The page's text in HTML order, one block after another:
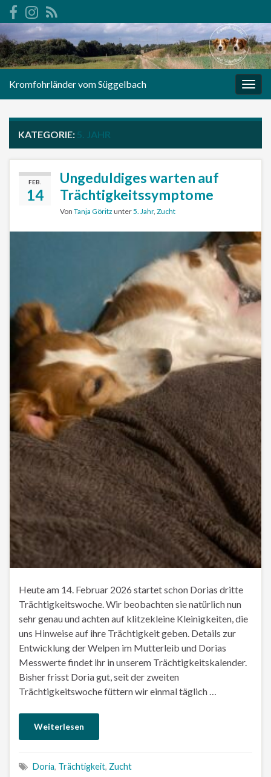
Kromfohrländer vom Süggelbach
KATEGORIE: 5. JAHR
FEB.
14
Ungeduldiges warten auf
Trächtigkeitssymptome
Von Tanja Göritz unter5. Jahr, Zucht
Heute am 14. Februar 2026 startet schon Dorias dritte
Trächtigkeitswoche. Wir beobachten sie natürlich nun
sehr genau und achten auf klitzekleine Kleinigkeiten, die
uns Hinweise auf ihre Trächtigkeit geben. Details zur
Entwicklung der Welpen im Mutterleib und Dorias
Messwerte findet ihr in unserem Trächtigkeitskalender.
Bisher frisst Doria gut, seit der zweiten
Trächtigkeitswoche füttern wir einmal täglich …
Weiterlesen
Doria, Trächtigkeit, Zucht